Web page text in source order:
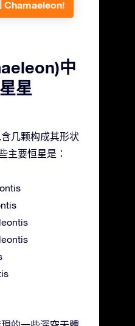
Chamaeleon!
中
星
几颗构成其形状
主要恒星是：